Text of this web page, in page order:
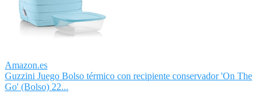
Amazon.es
Guzzini Juego Bolso térmico con recipiente conservador 'On The
Go' (Bolso) 22...